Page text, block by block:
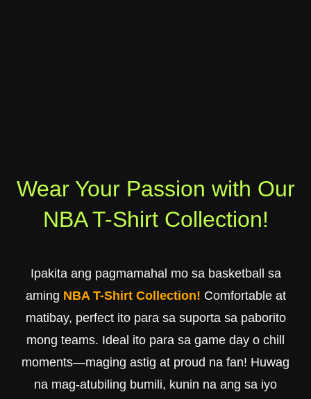
Wear Your Passion with Our
NBA T-Shirt Collection!
Ipakita ang pagmamahal mo sa basketball sa
aming NBA T-Shirt Collection! Comfortable at
matibay, perfect ito para sa suporta sa paborito
mong teams. Ideal ito para sa game day o chill
moments—maging astig at proud na fan! Huwag
na mag-atubiling bumili, kunin na ang sa iyo